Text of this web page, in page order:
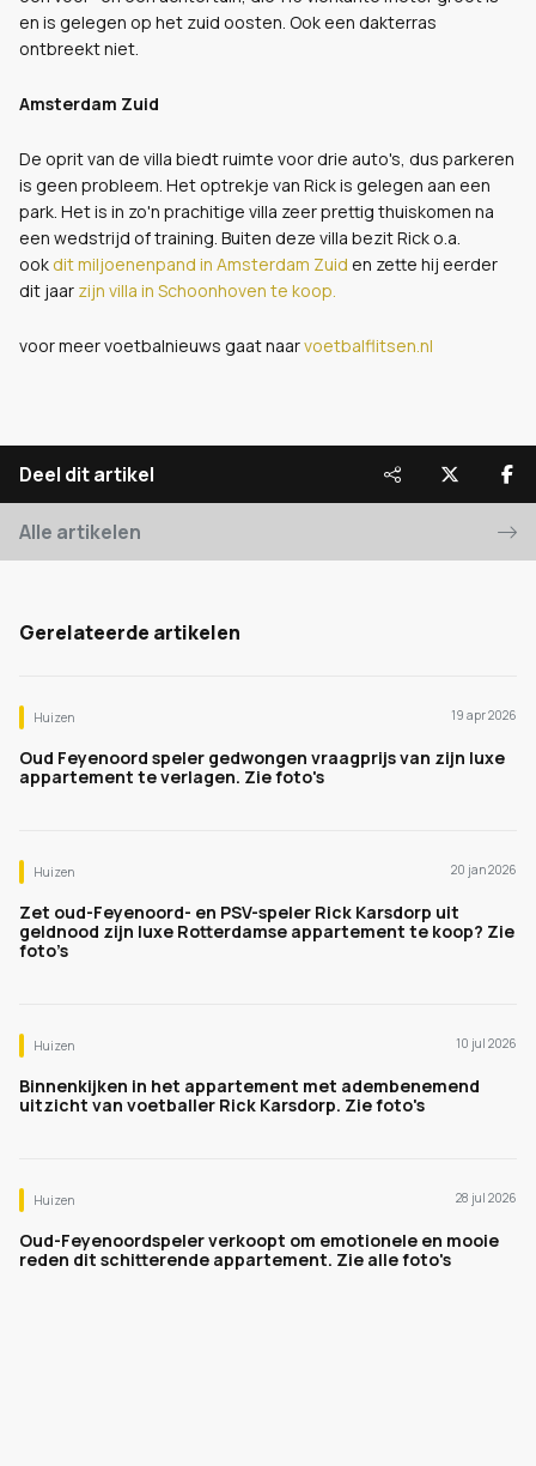
en is gelegen op het zuid oosten. Ook een dakterras
ontbreekt niet.
Amsterdam Zuid
De oprit van de villa biedt ruimte voor drie auto's, dus parkeren
is geen probleem. Het optrekje van Rick is gelegen aan een
park. Het is in zo'n prachitige villa zeer prettig thuiskomen na
een wedstrijd of training. Buiten deze villa bezit Rick o.a.
ook dit miljoenenpand in Amsterdam Zuid en zette hij eerder
dit jaar zijn villa in Schoonhoven te koop.
voor meer voetbalnieuws gaat naarvoetbalflitsen.nl
Deel dit artikel
Alle artikelen
Gerelateerde artikelen
Huizen 19 apr 2026
Oud Feyenoord speler gedwongen vraagprijs van zijn luxe
appartement te verlagen. Zie foto's
Huizen 20 jan 2026
Zet oud-Feyenoord- en PSV-speler Rick Karsdorp uit
geldnood zijn luxe Rotterdamse appartement te koop? Zie
foto’s
Huizen 10 jul 2026
Binnenkijken in het appartement met adembenemend
uitzicht van voetballer Rick Karsdorp. Zie foto's
Huizen 28 jul 2026
Oud-Feyenoordspeler verkoopt om emotionele en mooie
reden dit schitterende appartement. Zie alle foto's